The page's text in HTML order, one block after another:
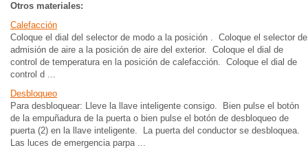
Otros materiales:
Calefacción
Coloque el dial del selector de modo a la posición . Coloque el selector de
admisión de aire a la posición de aire del exterior. Coloque el dial de
control de temperatura en la posición de calefacción. Coloque el dial de
control d ...
Desbloqueo
Para desbloquear: Lleve la llave inteligente consigo. Bien pulse el botón
de la empuñadura de la puerta o bien pulse el botón de desbloqueo de
puerta (2) en la llave inteligente. La puerta del conductor se desbloquea.
Las luces de emergencia parpa ...